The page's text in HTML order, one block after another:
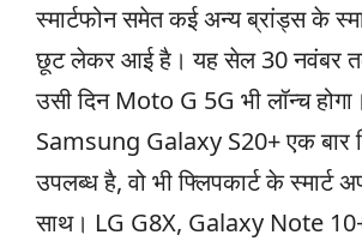
स्मार्टफोन समेत कई अन्य ब्रांड्स के
छूट लेकर आई है। यह सेल 30 नवंबर
उसी दिन Moto G 5G भी लॉन्च
Samsung Galaxy S20+ एक बार
उपलब्ध है, वो भी फ्लिपकार्ट के स्मार्ट
साथ। LG G8X, Galaxy Note